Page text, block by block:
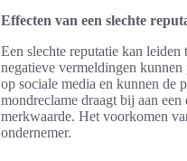
Effecten van een slechte
Een slechte reputatie kan
negatieve vermeldingen
op sociale media en kunnen de
mondreclame draagt bij aan
merkwaarde. Het voorkomen
ondernemer.